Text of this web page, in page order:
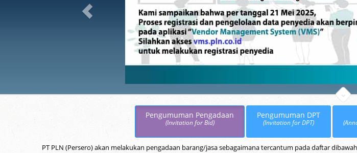
Pengumuman Pengadaan
(Invitation for Bid)
Pengumuman DPT
(Invitation for DPT)
PT PLN (Persero) akan melakukan pengadaan barang/jasa sebagaimana tercantum pada daftar